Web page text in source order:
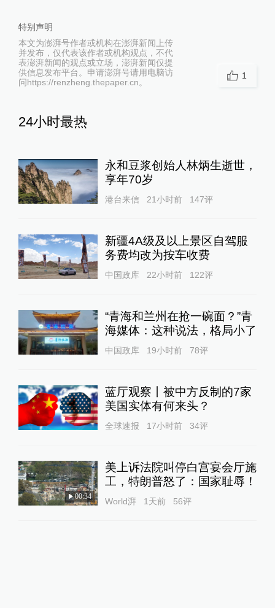
特别声明
本文为澎湃号作者或机构在澎湃新闻上传
并发布，仅代表该作者或机构观点，不代
表澎湃新闻的观点或立场，澎湃新闻仅提
供信息发布平台。申请澎湃号请用电脑访
问https://renzheng.thepaper.cn。
1
24小时最热
永和豆浆创始人林炳生逝世，
享年70岁
港台来信 21小时前 147评
新疆4A级及以上景区自驾服
务费均改为按车收费
中国政库 22小时前 122评
“青海和兰州在抢一碗面？”青
海媒体：这种说法，格局小了
中国政库 19小时前 78评
蓝厅观察丨被中方反制的7家
美国实体有何来头？
全球速报 17小时前 34评
00:34
美上诉法院叫停白宫宴会厅施
工，特朗普怒了：国家耻辱！
World湃 1天前 56评